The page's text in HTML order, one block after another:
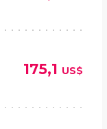
175,1 US$